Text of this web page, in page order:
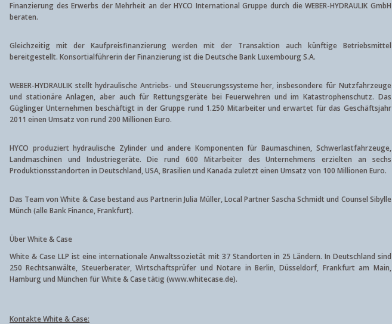
Finanzierung des Erwerbs der Mehrheit an der HYCO International Gruppe durch die WEBER-HYDRAULIK GmbH
beraten.
Gleichzeitig mit der Kaufpreisfinanzierung werden mit der Transaktion auch künftige Betriebsmittel
bereitgestellt. Konsortialführerin der Finanzierung ist die Deutsche Bank Luxembourg S.A.
WEBER-HYDRAULIK stellt hydraulische Antriebs- und Steuerungssysteme her, insbesondere für Nutzfahrzeuge
und stationäre Anlagen, aber auch für Rettungsgeräte bei Feuerwehren und im Katastrophenschutz. Das
Güglinger Unternehmen beschäftigt in der Gruppe rund 1.250 Mitarbeiter und erwartet für das Geschäftsjahr
2011 einen Umsatz von rund 200 Millionen Euro.
HYCO produziert hydraulische Zylinder und andere Komponenten für Baumaschinen, Schwerlastfahrzeuge,
Landmaschinen und Industriegeräte. Die rund 600 Mitarbeiter des Unternehmens erzielten an sechs
Produktionsstandorten in Deutschland, USA, Brasilien und Kanada zuletzt einen Umsatz von 100 Millionen Euro.
Das Team von White & Case bestand aus Partnerin Julia Müller, Local Partner Sascha Schmidt und Counsel Sibylle
Münch (alle Bank Finance, Frankfurt).
Über White & Case
White & Case LLP ist eine internationale Anwaltssozietät mit 37 Standorten in 25 Ländern. In Deutschland sind
250 Rechtsanwälte, Steuerberater, Wirtschaftsprüfer und Notare in Berlin, Düsseldorf, Frankfurt am Main,
Hamburg und München für White & Case tätig (www.whitecase.de).
Kontakte White & Case: